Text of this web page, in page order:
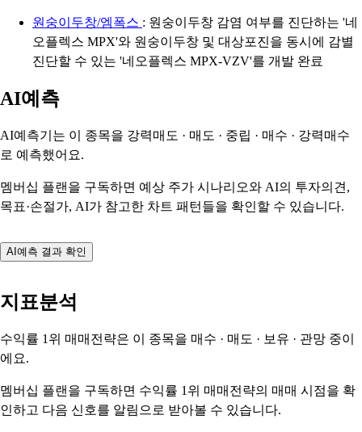
원숭이두창/엠폭스 : 원숭이두창 감염 여부를 진단하는 '네
오플렉스 MPX'와 원숭이두창 및 대상포진을 동시에 감별
진단할 수 있는 '네오플렉스 MPX-VZV'를 개발 완료
AI예측
AI예측기는 이 종목을 강력매도 · 매도 · 중립 · 매수 · 강력매수
로 예측했어요.
멤버십 플랜을 구독하면 예상 주가 시나리오와 AI의 투자의견,
목표·손절가, AI가 참고한 차트 패턴들을 확인할 수 있습니다.
AI예측 결과 확인
지표분석
수익률 1위 매매전략은 이 종목을 매수 · 매도 · 보유 · 관망 중이
에요.
멤버십 플랜을 구독하면 수익률 1위 매매전략의 매매 시점을 확
인하고 다음 신호를 알림으로 받아볼 수 있습니다.